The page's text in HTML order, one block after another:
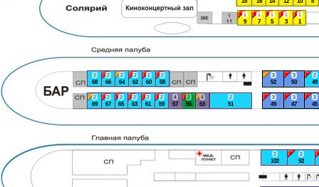
1
1
2
102
1
3
3
45
3
47
2
48
3
49
1
5
3
50
2
51
3
52
4
53
2
55
4
57
2
58
2
59
2
60
2
61
2
62
2
63
2
64
2
65
2
66
2
67
2
68
2
69
1
7
1
9
2
92